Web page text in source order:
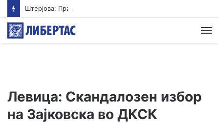
Левица: Скандалозен избор
на Зајковска во ДКСК